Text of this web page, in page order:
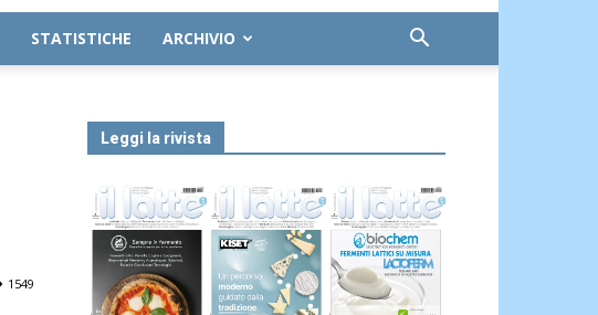
STATISTICHE ARCHIVIO
1549
Leggi la rivista